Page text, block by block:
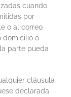
cuando
por
o al correo
domicilio o
parte pueda
cláusula
declarada,